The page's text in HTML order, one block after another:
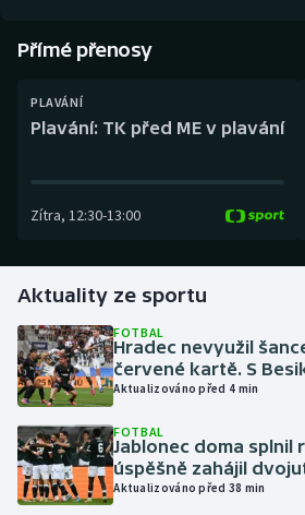
Dostihy
Futsal
Gymnastika
Házená
Jezdectví
Judo
Přímé přenosy
PLAVÁNÍ
Plavání: TK před ME v plavání
Zítra, 12:30-13:00
Aktuality ze sportu
FOTBAL
Hradec nevyužil
červené kartě. S
Aktualizováno před 4 min
FOTBAL
Jablonec doma splnil
úspěšně zahájil
Aktualizováno před 38 min